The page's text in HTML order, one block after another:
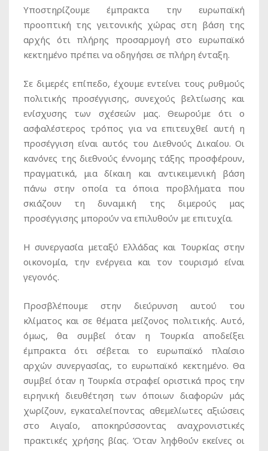
Υποστηρίζουμε έμπρακτα την ευρωπαϊκή
προοπτική της γειτονικής χώρας στη βάση της
αρχής ότι πλήρης προσαρμογή στο ευρωπαϊκό
κεκτημένο πρέπει να οδηγήσει σε πλήρη ένταξη.
Σε διμερές επίπεδο, έχουμε εντείνει τους ρυθμούς
πολιτικής προσέγγισης, συνεχούς βελτίωσης και
ενίσχυσης των σχέσεών μας. Θεωρούμε ότι ο
ασφαλέστερος τρόπος για να επιτευχθεί αυτή η
προσέγγιση είναι αυτός του Διεθνούς Δικαίου. Οι
κανόνες της διεθνούς έννομης τάξης προσφέρουν,
πραγματικά, μια δίκαιη και αντικειμενική βάση
πάνω στην οποία τα όποια προβλήματα που
σκιάζουν τη δυναμική της διμερούς μας
προσέγγισης μπορούν να επιλυθούν με επιτυχία.
Η συνεργασία μεταξύ Ελλάδας και Τουρκίας στην
οικονομία, την ενέργεια και τον τουρισμό είναι
γεγονός.
Προσβλέπουμε στην διεύρυνση αυτού του
κλίματος και σε θέματα μείζονος πολιτικής. Αυτό,
όμως, θα συμβεί όταν η Τουρκία αποδείξει
έμπρακτα ότι σέβεται το ευρωπαϊκό πλαίσιο
αρχών συνεργασίας, το ευρωπαϊκό κεκτημένο. Θα
συμβεί όταν η Τουρκία στραφεί οριστικά προς την
ειρηνική διευθέτηση των όποιων διαφορών μάς
χωρίζουν, εγκαταλείποντας αθεμελίωτες αξιώσεις
στο Αιγαίο, αποκηρύσσοντας αναχρονιστικές
πρακτικές χρήσης βίας. Όταν ληφθούν εκείνες οι